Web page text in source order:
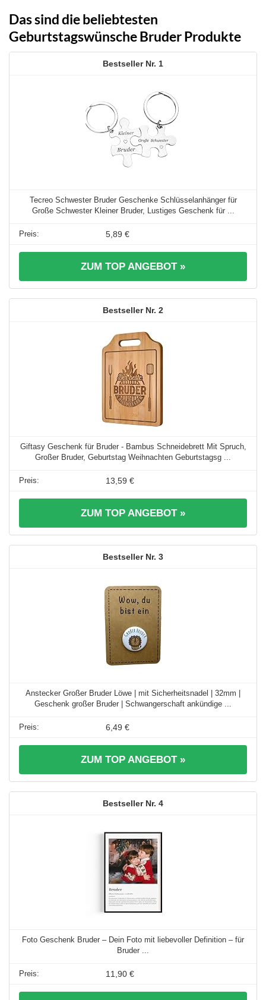
Das sind die beliebtesten
Geburtstagswünsche Bruder Produkte
1
Tecreo Schwester Bruder Geschenke Schlüsselanhänger für
Große Schwester Kleiner Bruder, Lustiges Geschenk für ...
5,89 €
ZUM TOP ANGEBOT »
2
Giftasy Geschenk für Bruder - Bambus Schneidebrett Mit Spruch,
Großer Bruder, Geburtstag Weihnachten Geburtstagsg ...
13,59 €
ZUM TOP ANGEBOT »
3
Anstecker Großer Bruder Löwe | mit Sicherheitsnadel | 32mm |
Geschenk großer Bruder | Schwangerschaft ankündige ...
6,49 €
ZUM TOP ANGEBOT »
4
Foto Geschenk Bruder – Dein Foto mit liebevoller Definition – für
Bruder ...
11,90 €